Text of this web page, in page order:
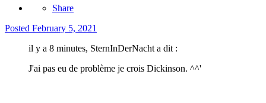
Share
Posted February 5, 2021
il y a 8 minutes, SternInDerNacht a dit :
J'ai pas eu de problème je crois Dickinson. ^^'